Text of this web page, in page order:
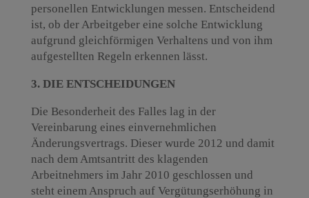
personellen Entwicklungen messen. Entscheidend
ist, ob der Arbeitgeber eine solche Entwicklung
aufgrund gleichförmigen Verhaltens und von ihm
aufgestellten Regeln erkennen lässt.
3. DIE ENTSCHEIDUNGEN
Die Besonderheit des Falles lag in der
Vereinbarung eines einvernehmlichen
Änderungsvertrags. Dieser wurde 2012 und damit
nach dem Amtsantritt des klagenden
Arbeitnehmers im Jahr 2010 geschlossen und
steht einem Anspruch auf Vergütungserhöhung in